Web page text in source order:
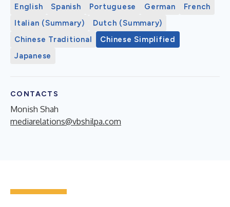
English Spanish Portuguese German
French
Italian (Summary)
Dutch (Summary)
Chinese Traditional
Chinese Simplified
Japanese
CONTACTS
Monish Shah
mediarelations@vbshilpa.com